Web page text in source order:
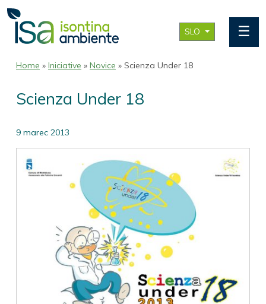
SLO ☰
Home » Iniciative » Novice » Scienza Under 18
Scienza Under 18
9 marec 2013